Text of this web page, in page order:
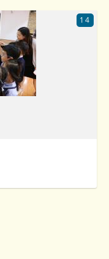
14